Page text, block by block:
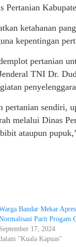
Pertanian
ketahanan
kepentingan
pertanian
TNI Dr.
pertanian sendiri,
melalui Dinas
ataupun
Bandar Mekar
Parit Progam
September 17, 2024
"Kuala Kapuas"